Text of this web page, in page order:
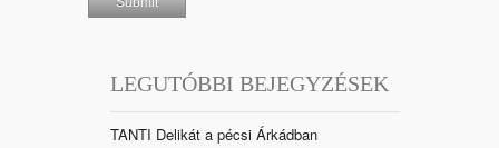
LEGUTÓBBI BEJEGYZÉSEK
TANTI Delikát a pécsi Árkádban